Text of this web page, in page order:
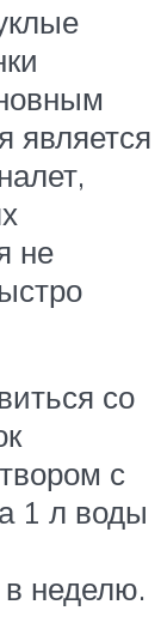
является
не
со
с
1 л воды
неделю.